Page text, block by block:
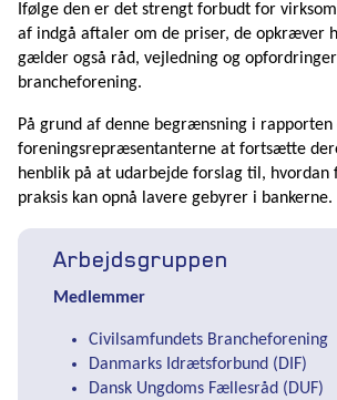
Ifølge den er det strengt forbudt for
af indgå aftaler om de priser, de opkræver
gælder også råd, vejledning og
brancheforening.
På grund af denne begrænsning i
foreningsrepræsentanterne at fortsætte
henblik på at udarbejde forslag til, hvordan
praksis kan opnå lavere gebyrer i bankerne.
Arbejdsgruppen
Medlemmer
Civilsamfundets Brancheforening
Danmarks Idrætsforbund (DIF)
Dansk Ungdoms Fællesråd (DUF)